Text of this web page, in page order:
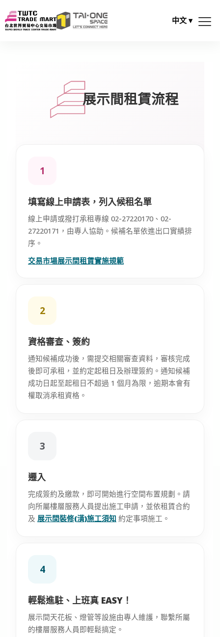
中文 ▾
展示間租賃流程
1
填寫線上申請表，列入候租名單
線上申請或撥打承租專線 02-27220170、02-
27220171，由專人協助。候補名單依進出口實績排
序。
交易市場展示間租賃實施規範
2
資格審查、簽約
通知候補成功後，需提交相關審查資料，審核完成
後即可承租，並約定起租日及辦理簽約。通知候補
成功日起至起租日不超過 1 個月為限，逾期本會有
權取消承租資格。
3
遷入
完成簽約及繳款，即可開始進行空間布置規劃。請
向所屬樓層服務人員提出施工申請，並依租賃合約
及 展示間裝修(潢)施工須知 約定事項施工。
4
輕鬆進駐、上班真 EASY！
展示間天花板、燈管等設施由專人維護，聯繫所屬
的樓層服務人員即輕鬆搞定。